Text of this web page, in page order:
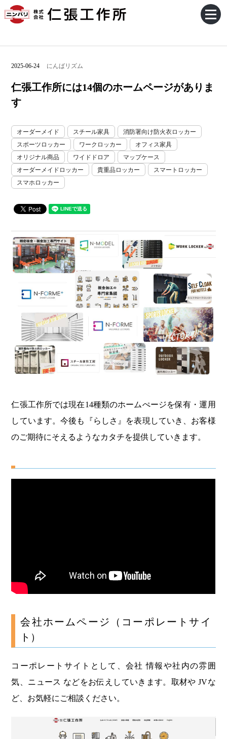
2025-06-24 にんばリズム
仁張工作所には14個のホームページがありま
す
オーダーメイド スチール家具
消防署向け防火衣ロッカー
スポーツロッカー
ワークロッカー
オフィス家具
オリジナル商品
ワイドドロア
マップケース
オーダーメイドロッカー
貴重品ロッカー
スマートロッカー
スマホロッカー
仁張工作所では現在14種類のホームぺージを保有・運用
しています。今後も『らしさ』を表現していき、お客様
のご期待にそえるようなカタチを提供していきます。
会社ホームページ（コーポレートサイ
ト）
コーポレートサイトとして、会社 情報や社内の雰囲
気、ニュース などをお伝えしていきます。取材や JVな
ど、お気軽にご相談ください。